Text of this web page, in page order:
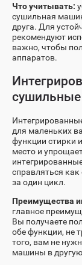
Что учитывать:
сушильная
друга. Для
рекомендуют
важно, чтобы
аппаратов.
для маленьких
функции стирки
место и
справляться как
за один цикл.
Преимущества
главное
Вы получаете
обе функции, не
того, вам не
машины в